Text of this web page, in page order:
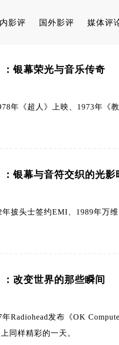
影评 国外影评 媒体评
银幕荣光与音乐传奇
年《超人》上映、1973年
银幕与音符交织的光影
年披头士签约EMI、1989年
改变世界的那些瞬间
年Radiohead发布《OK
同样精彩的一天。